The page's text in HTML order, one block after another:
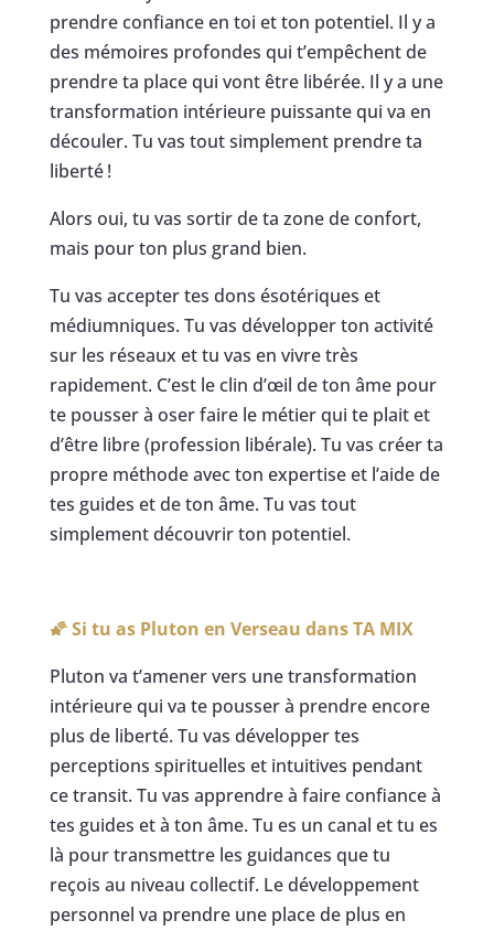
prendre confiance en toi et ton potentiel. Il y a
des mémoires profondes qui t’empêchent de
prendre ta place qui vont être libérée. Il y a une
transformation intérieure puissante qui va en
découler. Tu vas tout simplement prendre ta
liberté !
Alors oui, tu vas sortir de ta zone de confort,
mais pour ton plus grand bien.
Tu vas accepter tes dons ésotériques et
médiumniques. Tu vas développer ton activité
sur les réseaux et tu vas en vivre très
rapidement. C’est le clin d’œil de ton âme pour
te pousser à oser faire le métier qui te plait et
d’être libre (profession libérale). Tu vas créer ta
propre méthode avec ton expertise et l’aide de
tes guides et de ton âme. Tu vas tout
simplement découvrir ton potentiel.
🌠 Si tu as Pluton en Verseau dansTA MIX
Pluton va t’amener vers une transformation
intérieure qui va te pousser à prendre encore
plus de liberté. Tu vas développer tes
perceptions spirituelles et intuitives pendant
ce transit. Tu vas apprendre à faire confiance à
tes guides et à ton âme. Tu es un canal et tu es
là pour transmettre les guidances que tu
reçois au niveau collectif. Le développement
personnel va prendre une place de plus en